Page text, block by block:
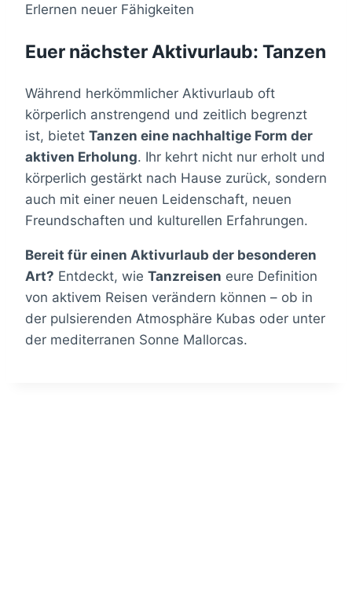
Erlernen neuer Fähigkeiten
Euer nächster Aktivurlaub: Tanzen
Während herkömmlicher Aktivurlaub oft
körperlich anstrengend und zeitlich begrenzt
ist, bietet Tanzen eine nachhaltige Form der
aktiven Erholung. Ihr kehrt nicht nur erholt und
körperlich gestärkt nach Hause zurück, sondern
auch mit einer neuen Leidenschaft, neuen
Freundschaften und kulturellen Erfahrungen.
Bereit für einen Aktivurlaub der besonderen
Art? Entdeckt, wie Tanzreisen eure Definition
von aktivem Reisen verändern können – ob in
der pulsierenden Atmosphäre Kubas oder unter
der mediterranen Sonne Mallorcas.